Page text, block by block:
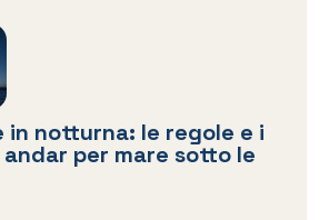
in notturna: le regole e i
per mare sotto le